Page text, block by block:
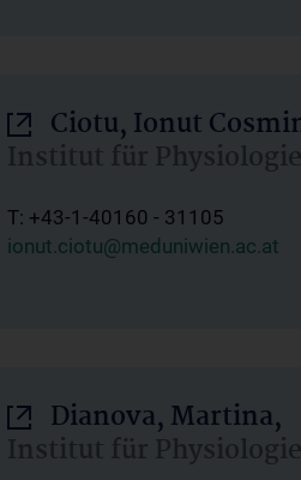
Ciotu, Ionut
Institut für Physiologie
T: +43-1-40160 - 31105
ionut.ciotu@meduniwien.ac.at
Dianova, Martina,
Institut für Physiologie